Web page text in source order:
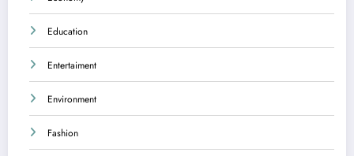
Education
Entertaiment
Environment
Fashion